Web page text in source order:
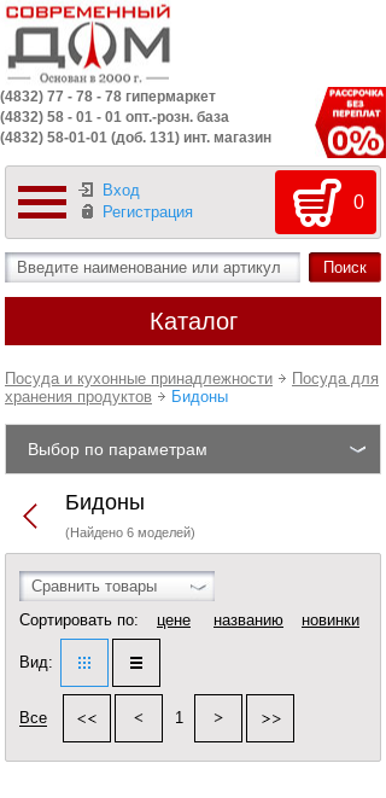
(4832) 77 - 78 - 78 гипермаркет
(4832) 58 - 01 - 01 опт.-розн. база
(4832) 58-01-01 (доб. 131) инт. магазин
Вход
Регистрация
0
Каталог
Посуда и кухонные принадлежности
Посуда для
хранения продуктов
Бидоны
Выбор по параметрам
Бидоны
(Найдено 6 моделей)
Сравнить товары
Сортировать по:
цене названию новинки
Вид:
Все 1